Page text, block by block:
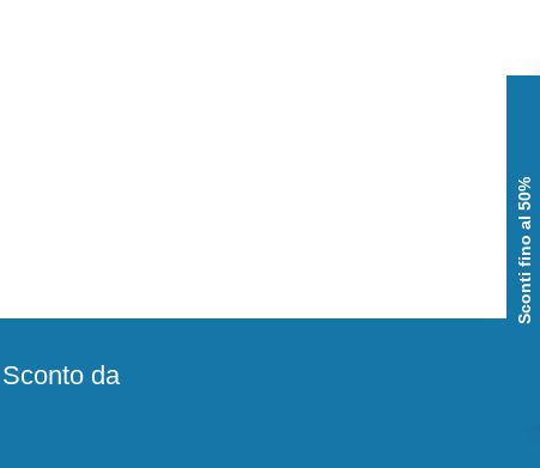
da
Sconti fino al 50%